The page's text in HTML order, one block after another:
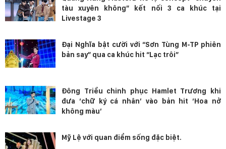
tàu xuyên không” kết nối 3 ca khúc tại
Livestage 3
Đại Nghĩa bật cười với “Sơn Tùng M-TP phiên
bản say” qua ca khúc hit “Lạc trôi”
Đông Triều chinh phục Hamlet Trương khi
đưa ‘chữ ký cá nhân’ vào bản hit ‘Hoa nở
không màu’
Mỹ Lệ với quan điểm sống đặc biệt.